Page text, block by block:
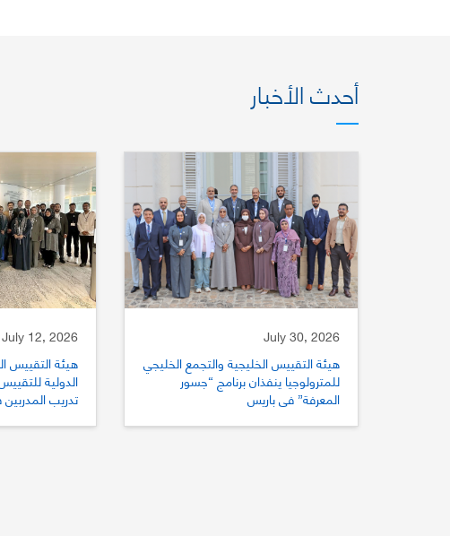
أحدث الأخبار
July 30, 2026
هيئة التقييس الخليجية والتجمع الخليجي
للمترولوجيا ينفذان برنامج “جسور
المعرفة” في باريس
July 12, 2026
هيئة التقييس
تدريب